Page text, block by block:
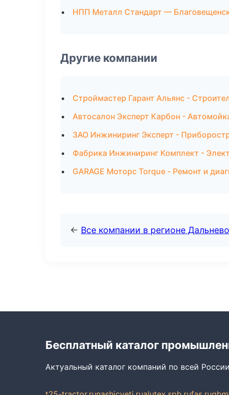
НПП Металл Стандарт —
Другие компании
Строймастер Гарант Альянс -
Автосалон Эксперт Карбон -
ЗАО Инжиниринг Эксперт -
Фабрика Инжиниринг Комплект -
GARAGE Моторс Torque - Ремонт и
← Все компании в регионе
Бесплатный каталог
Актуальный каталог компаний по всей России